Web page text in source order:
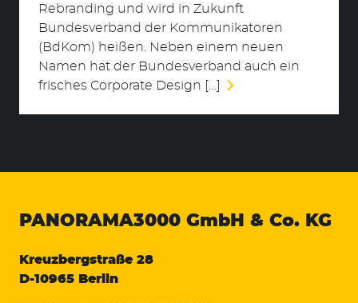
Rebranding und wird in Zukunft
Bundesverband der Kommunikatoren
(BdKom) heißen. Neben einem neuen
Namen hat der Bundesverband auch ein
frisches Corporate Design […]
PANORAMA3000 GmbH & Co. KG
Kreuzbergstraße 28
D-10965 Berlin